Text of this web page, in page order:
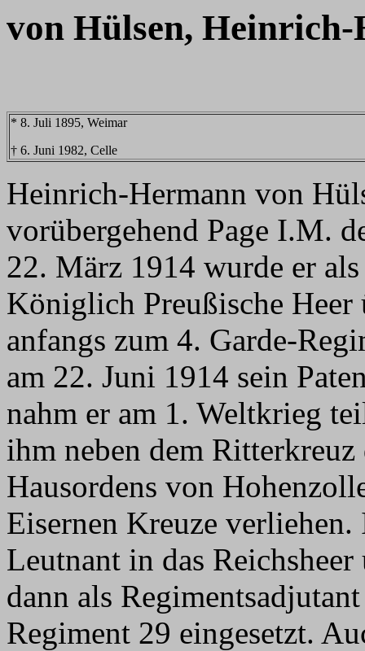
von Hülsen,
* 8. Juli 1895, Weimar
† 6. Juni 1982, Celle
Heinrich-Hermann von
vorübergehend Page I.M.
22. März 1914 wurde er
Königlich Preußische Heer
anfangs zum 4. Garde-
am 22. Juni 1914 sein
nahm er am 1. Weltkrieg
ihm neben dem
Hausordens von
Eisernen Kreuze
Leutnant in das
dann als
Regiment 29 eingesetzt.